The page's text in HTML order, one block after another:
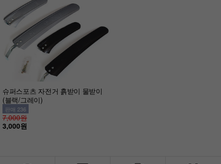
슈퍼스포츠 자전거 흙받이 물받이
(블랙/그레이)
판매 236
7,000원
3,000원